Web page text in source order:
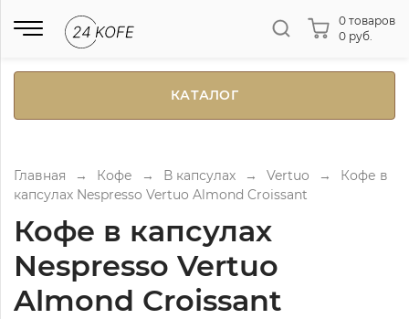
0 товаров
0 руб.
КАТАЛОГ
Главная → Кофе → В капсулах → Vertuo →
Кофе в
капсулах Nespresso Vertuo Almond Croissant
Кофе в капсулах
Nespresso Vertuo
Almond Croissant